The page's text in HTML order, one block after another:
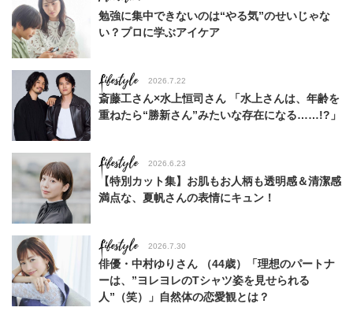
勉強に集中できないのは“やる気”のせいじゃな
い？プロに学ぶアイケア
Lifestyle 2026.7.22
斎藤工さん×水上恒司さん 「水上さんは、年齢を
重ねたら“勝新さん”みたいな存在になる……!?」
Lifestyle 2026.6.23
【特別カット集】お肌もお人柄も透明感＆清潔感
満点な、夏帆さんの表情にキュン！
Lifestyle 2026.7.30
俳優・中村ゆりさん （44歳）「理想のパートナ
ーは、”ヨレヨレのTシャツ姿を見せられる
人”（笑）」自然体の恋愛観とは？